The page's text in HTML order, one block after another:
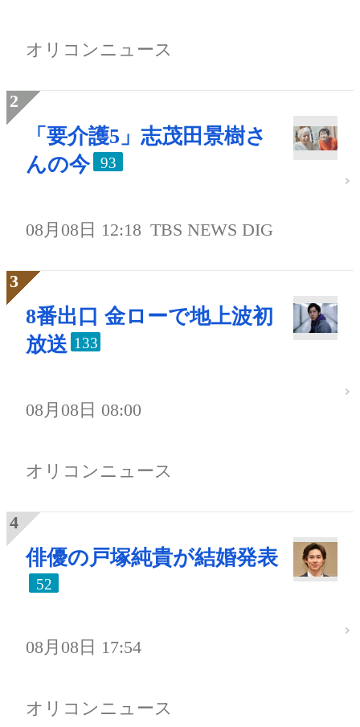
オリコンニュース
「要介護5」志茂田景樹さ
んの今
93
08月08日 12:18 TBS NEWS DIG
8番出口 金ローで地上波初
放送 133
08月08日 08:00
オリコンニュース
俳優の戸塚純貴が結婚発表
52
08月08日 17:54
オリコンニュース